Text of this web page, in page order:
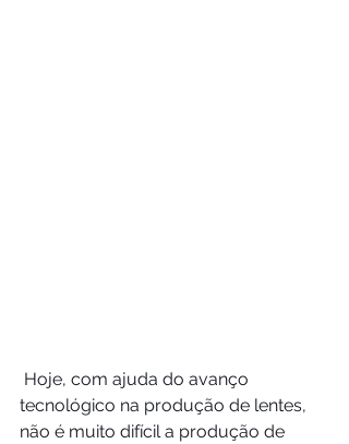
tecnológico na produção de lentes,
não é muito difícil a produção de